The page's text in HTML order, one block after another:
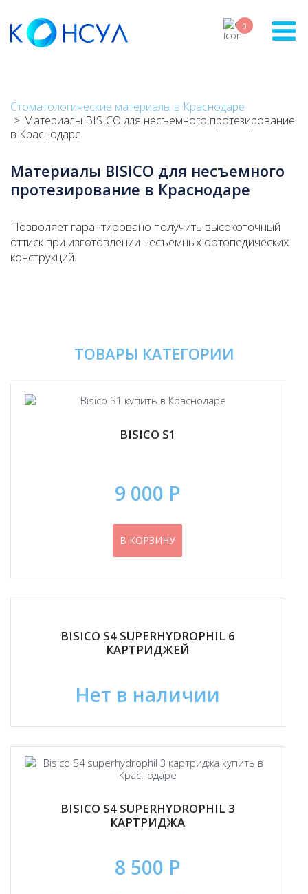
основному
содержанию
0
Стоматологические материалы в Краснодаре
Материалы BISICO для несъемного протезирование
в Краснодаре
Материалы BISICO для несъемного
протезирование в Краснодаре
Позволяет гарантировано получить высокоточный
оттиск при изготовлении несъемных ортопедических
конструкций.
ТОВАРЫ КАТЕГОРИИ
BISICO S1
9 000 Р
В КОРЗИНУ
BISICO S4 SUPERHYDROPHIL 6
КАРТРИДЖЕЙ
Нет в наличии
BISICO S4 SUPERHYDROPHIL 3
КАРТРИДЖА
8 500 Р